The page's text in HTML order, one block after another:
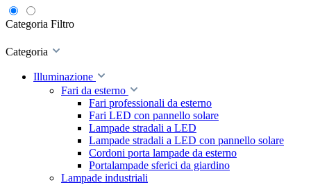
Categoria Filtro
Categoria
Illuminazione
Fari da esterno
Fari professionali da esterno
Fari LED con pannello solare
Lampade stradali a LED
Lampade stradali a LED con pannello solare
Cordoni porta lampade da esterno
Portalampade sferici da giardino
Lampade industriali